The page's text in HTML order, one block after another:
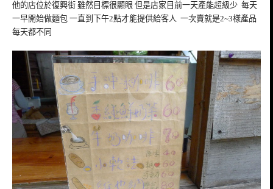
他的店位於復興街 雖然目標很顯眼 但是店家目前一天產能超級少 每天
一早開始做麵包 一直到下午2點才能提供給客人 一次賣就是2~3樣產品
每天都不同